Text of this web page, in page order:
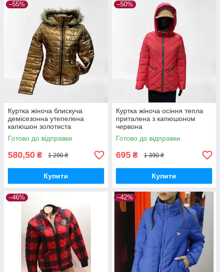
–55%
Куртка жіноча блискуча
демісезонна утепелена
капюшон золотиста
Готово до відправки
580,50 ₴ 1 290 ₴
Купити
–50%
Куртка жіноча осіння тепла
приталена з капюшоном
червона
Готово до відправки
695 ₴ 1 390 ₴
Купити
–46% –42%